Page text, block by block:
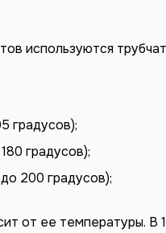
используются
градусов);
градусов);
200 градусов);
от ее температуры.